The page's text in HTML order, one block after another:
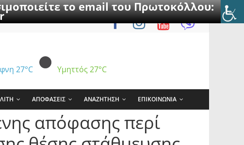
το email του Πρωτοκόλλου:
27°C Υμηττός 27°C
ΑΠΟΦΑΣΕΙΣ ΑΝΑΖΗΤΗΣΗ ΕΠΙΚΟΙΝΩΝΙΑ
απόφασης περί